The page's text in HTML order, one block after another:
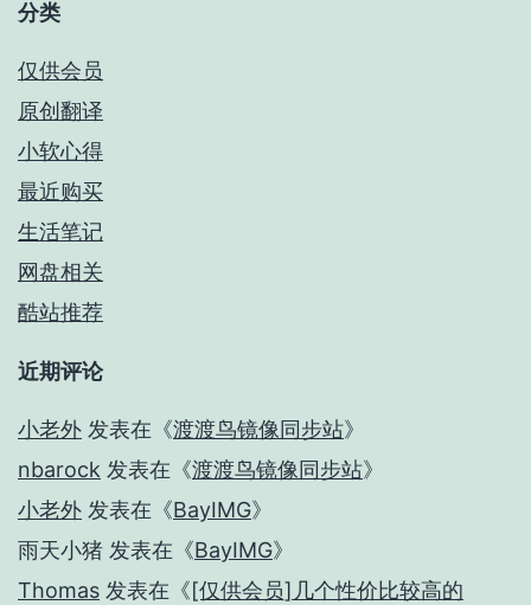
分类
仅供会员
原创翻译
小软心得
最近购买
生活笔记
网盘相关
酷站推荐
近期评论
小老外 发表在《渡渡鸟镜像同步站》
nbarock 发表在《渡渡鸟镜像同步站》
小老外 发表在《BayIMG》
雨天小猪 发表在《BayIMG》
Thomas 发表在《[仅供会员]几个性价比较高的